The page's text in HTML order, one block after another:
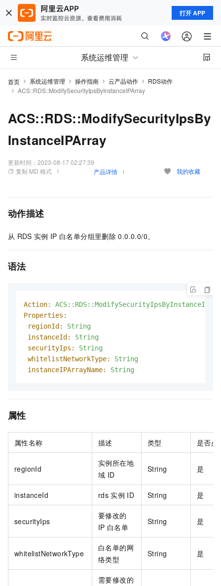
打开 APP
系统运维管理
首页 系统运维管理 操作指南 云产品动作
RDS动作
ACS::RDS::ModifySecurityIpsByInstanceIPArray
ACS::RDS::ModifySecurityIpsBy
InstanceIPArray
更新时间： 2023-08-17 02:27:39
复制 MD 格式
产品详情 我的收藏
动作描述
从 RDS 实例 IP 白名单分组里删除 0.0.0.0/0。
语法
Action:
Properties:
regionId:
String
instanceId:
String
securityIps:
String
whitelistNetworkType:
String
instanceIPArrayName:
String
属性
属性名称 描述 类型 是否必
regionId
实例所在地
域 ID
String 是
instanceId rds 实例 ID String 是
securityIps
要修改的
IP 白名单
String 是
whitelistNetworkType
白名单的网
络类型
String 是
需要修改的